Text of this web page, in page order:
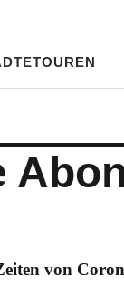
von